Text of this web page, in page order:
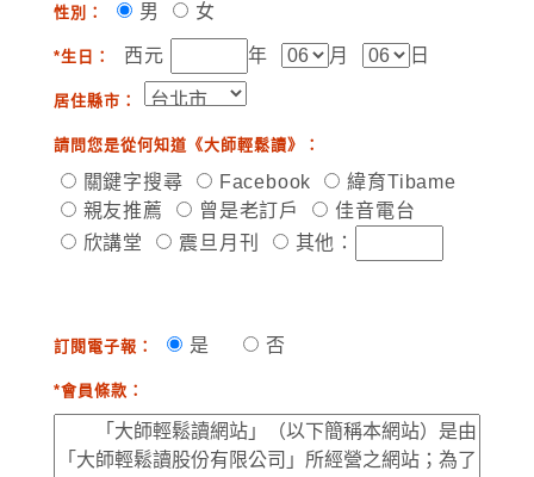
性別： 男 女
*生日： 西元 年 月 日
居住縣市：
請問您是從何知道《大師輕鬆讀》：
關鍵字搜尋 Facebook
緯育Tibame
親友推薦
曾是老訂戶
佳音電台
欣講堂
震旦月刊 其他：
訂閱電子報： 是 否
*會員條款：